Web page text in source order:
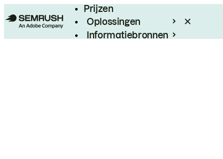
Prijzen
Oplossingen
Informatiebronnen